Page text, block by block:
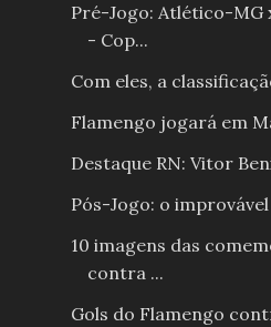
Pré-Jogo: Atlético-MG
- Cop...
Com eles, a
Flamengo jogará em
Destaque RN: Vitor
Pós-Jogo: o
10 imagens das
contra ...
Gols do Flamengo